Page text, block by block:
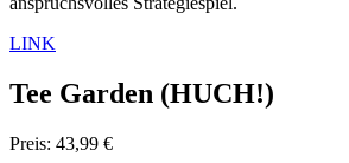
LINK
Tee Garden (HUCH!)
Preis: 43,99 €